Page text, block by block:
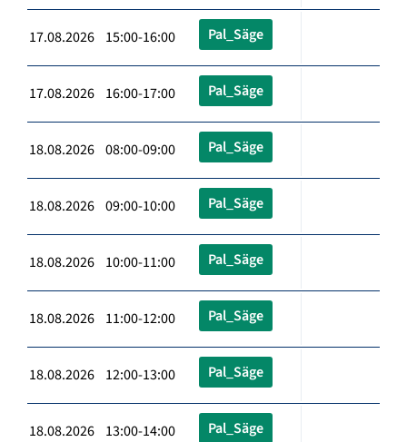
17.08.2026 15:00-16:00 Pal_Säge
17.08.2026 16:00-17:00 Pal_Säge
18.08.2026 08:00-09:00 Pal_Säge
18.08.2026 09:00-10:00 Pal_Säge
18.08.2026 10:00-11:00 Pal_Säge
18.08.2026 11:00-12:00 Pal_Säge
18.08.2026 12:00-13:00 Pal_Säge
18.08.2026 13:00-14:00 Pal_Säge